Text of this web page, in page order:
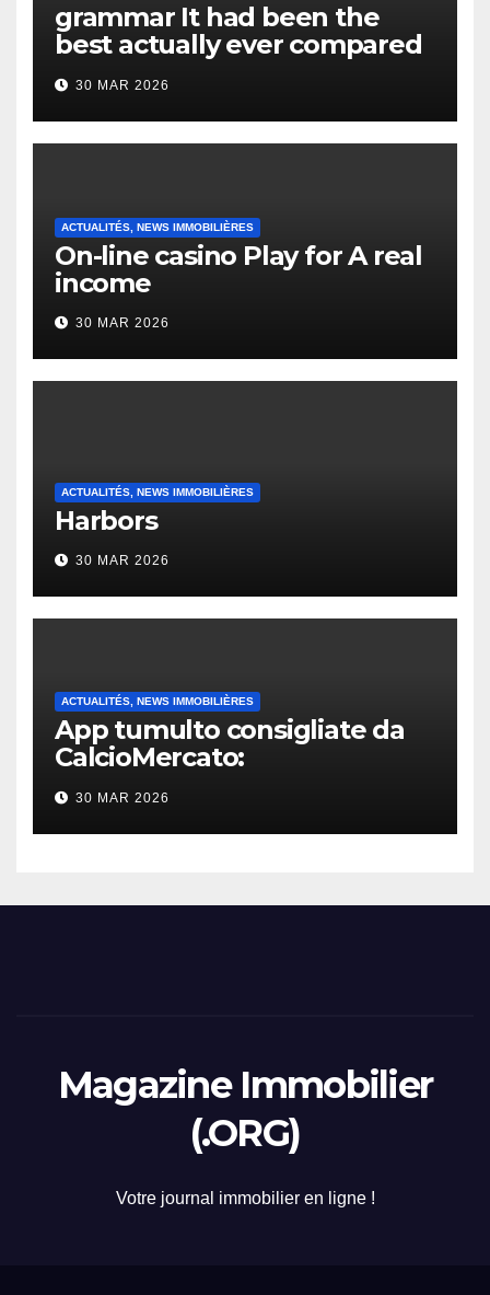
grammar It had been the
best actually ever compared
to it’s the top actually?
English Vocabulary Learners
Heap Change
30 MAR 2026
ACTUALITÉS, NEWS IMMOBILIÈRES
On-line casino Play for A real
income
30 MAR 2026
ACTUALITÉS, NEWS IMMOBILIÈRES
Harbors
30 MAR 2026
ACTUALITÉS, NEWS IMMOBILIÈRES
App tumulto consigliate da
CalcioMercato:
considerazione di gennaio
2026
30 MAR 2026
Magazine Immobilier
(.ORG)
Votre journal immobilier en ligne !